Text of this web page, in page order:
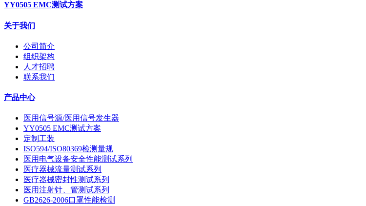
YY0505 EMC测试方案
关于我们
公司简介
组织架构
人才招聘
联系我们
产品中心
医用信号源/医用信号发生器
YY0505 EMC测试方案
定制工装
ISO594/ISO80369检测量规
医用电气设备安全性能测试系列
医疗器械流量测试系列
医疗器械密封性测试系列
医用注射针、管测试系列
GB2626-2006口罩性能检测